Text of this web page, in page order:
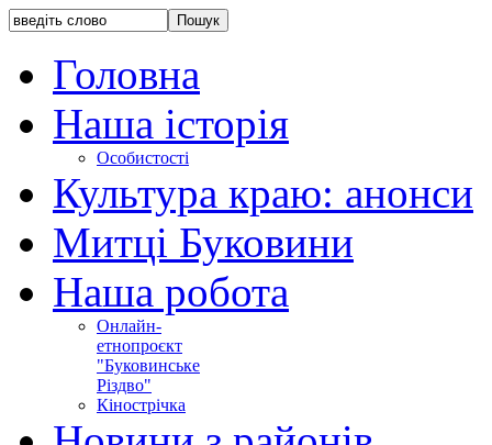
Головна
Наша історія
Особистості
Культура краю: анонси
Митці Буковини
Наша робота
Онлайн-
етнопроєкт
"Буковинське
Різдво"
Кінострічка